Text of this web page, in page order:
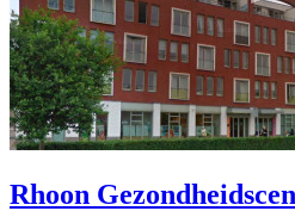
Rhoon